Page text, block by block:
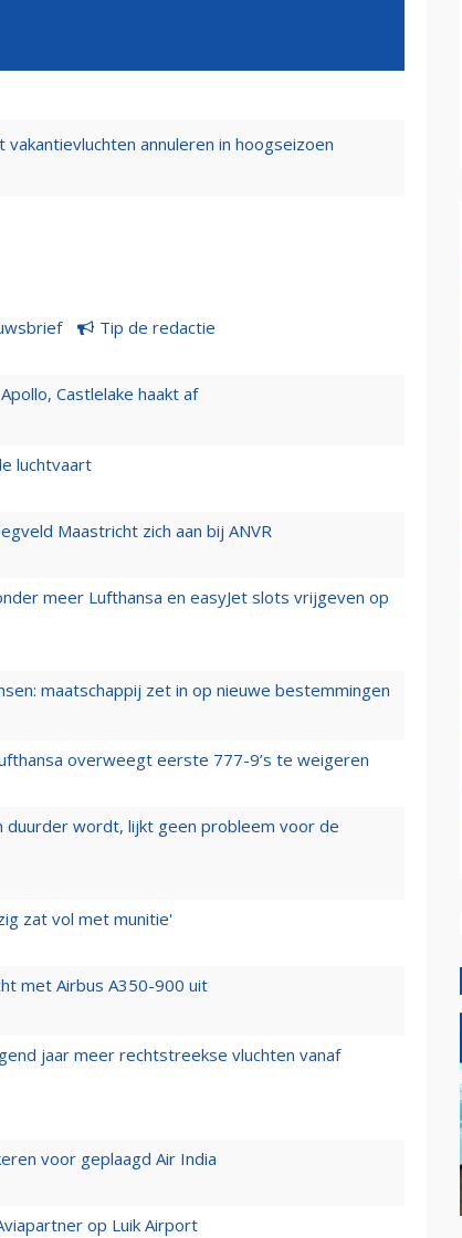
annuleren in hoogseizoen
Tip de redactie
Castlelake haakt af
luchtvaart
Maastricht zich aan bij ANVR
meer Lufthansa en easyJet slots vrijgeven op
maatschappij zet in op nieuwe bestemmingen
overweegt eerste 777-9’s te weigeren
duurder wordt, lijkt geen probleem voor de
zat vol met munitie'
met Airbus A350-900 uit
jaar meer rechtstreekse vluchten vanaf
voor geplaagd Air India
op Luik Airport